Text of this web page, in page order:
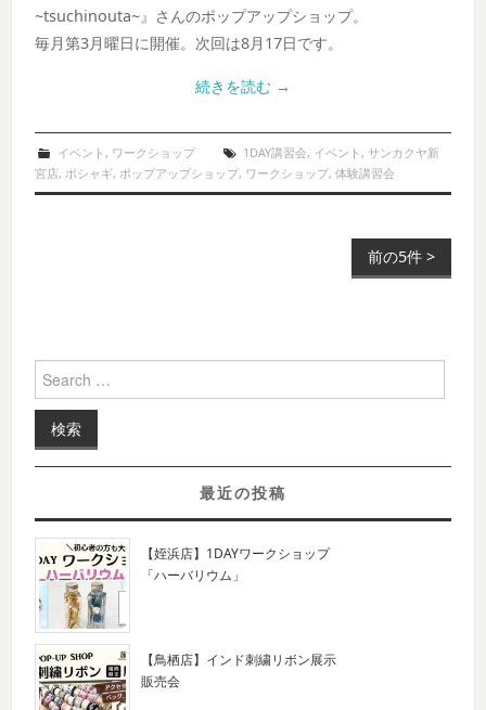
~tsuchinouta~』さんのポップアップショップ。
毎月第3月曜日に開催。次回は8月17日です。
続きを読む →
イベント , ワークショップ 1DAY講習会, イベント , サンカクヤ新
宮店, ポシャギ, ポップアップショップ, ワークショップ,体験講習会
前の5件 >
Search for:
最近の投稿
【姪浜店】1DAYワークショップ
「ハーバリウム」
【鳥栖店】インド刺繍リボン展示
販売会